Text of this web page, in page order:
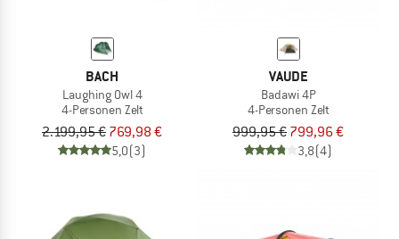
BACH
Laughing Owl 4
4-Personen Zelt
2.199,95 € 769,98 €
5,0(3)
VAUDE
Badawi 4P
4-Personen Zelt
999,95 € 799,96 €
3,8(4)